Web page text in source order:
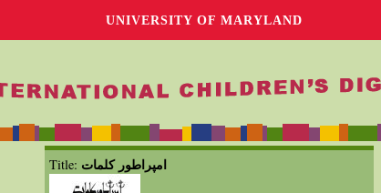
UNIVERSITY OF MARYLAND
Title: امپراطور كلمات